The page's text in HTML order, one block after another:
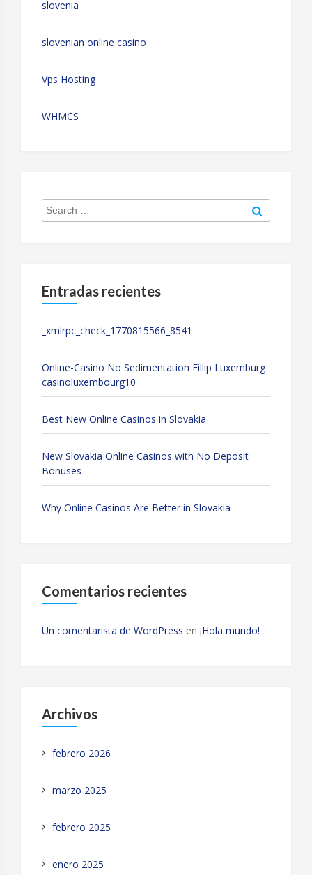
slovenia
slovenian online casino
Vps Hosting
WHMCS
Search
for:
Entradas recientes
_xmlrpc_check_1770815566_8541
Online-Casino No Sedimentation Fillip Luxemburg
casinoluxembourg10
Best New Online Casinos in Slovakia
New Slovakia Online Casinos with No Deposit
Bonuses
Why Online Casinos Are Better in Slovakia
Comentarios recientes
Un comentarista de WordPress en ¡Hola mundo!
Archivos
febrero 2026
marzo 2025
febrero 2025
enero 2025